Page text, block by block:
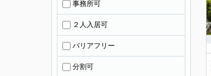
事務所可
２人入居可
バリアフリー
分割可